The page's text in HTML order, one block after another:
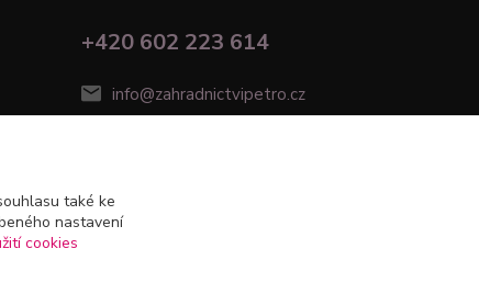
+420 602 223 614
info@zahradnictvipetro.cz
také ke
nastavení
cookies